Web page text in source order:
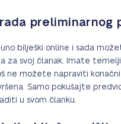
preliminarnog
bilješki online i sada
za svoj članak. Imate
ne možete napraviti
Samo pokušajte
u svom članku.